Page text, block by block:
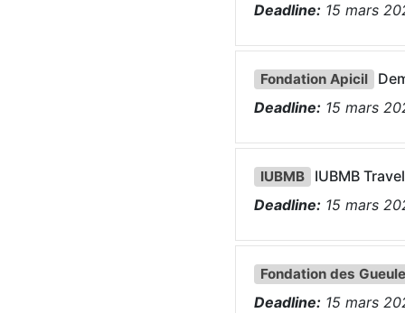
Deadline: 15 mars
Fondation Apicil
Deadline: 15 mars
IUBMB
IUBMB
Deadline: 15 mars
Fondation des
Deadline: 15 mars